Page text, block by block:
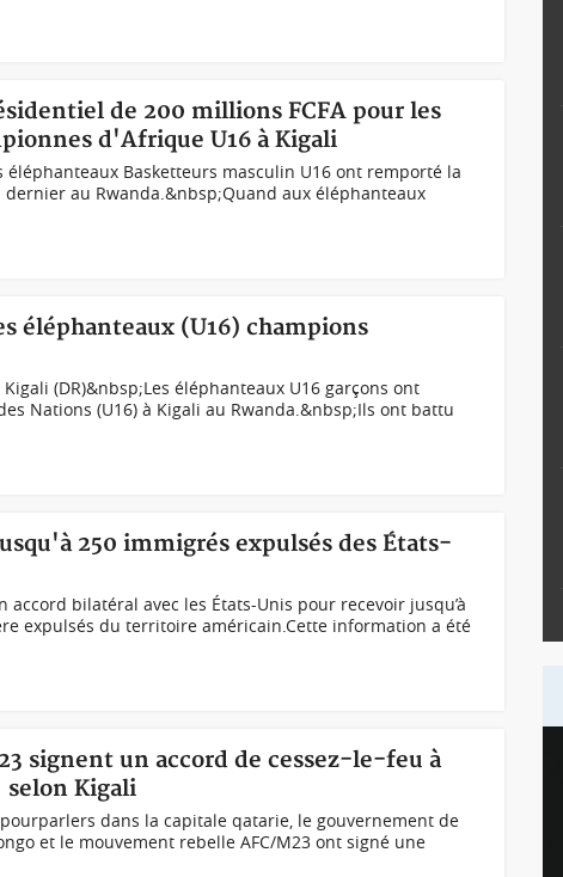
de 200 millions FCFA pour les
d'Afrique U16 à Kigali
éléphanteaux Basketteurs masculin U16 ont remporté la
au Rwanda.&nbsp;Quand aux éléphanteaux
éléphanteaux (U16) champions
(DR)&nbsp;Les éléphanteaux U16 garçons ont
Nations (U16) à Kigali au Rwanda.&nbsp;Ils ont battu
250 immigrés expulsés des États-
accord bilatéral avec les États-Unis pour recevoir jusqu’à
expulsés du territoire américain.Cette information a été
signent un accord de cessez-le-feu à
Kigali
dans la capitale qatarie, le gouvernement de
et le mouvement rebelle AFC/M23 ont signé une